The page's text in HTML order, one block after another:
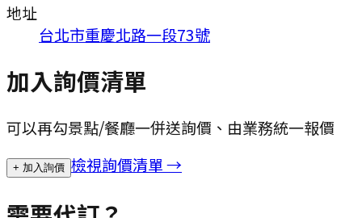
地址
台北市重慶北路一段73號
加入詢價清單
可以再勾景點/餐廳一併送詢價、由業務統一報價
+ 加入詢價 檢視詢價清單 →